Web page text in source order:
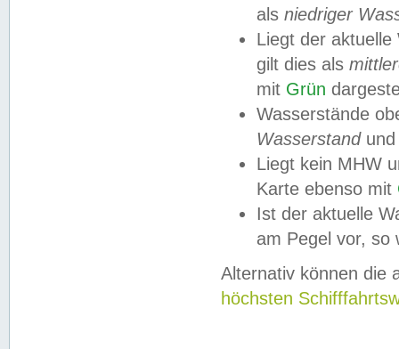
als niedriger
Liegt der
gilt dies als
mit Grün
Wasserstände
Wasserstandund
Liegt kein MHW
Karte ebenso mit
Ist der aktuelle
am Pegel vor,
Alternativ können die
höchsten